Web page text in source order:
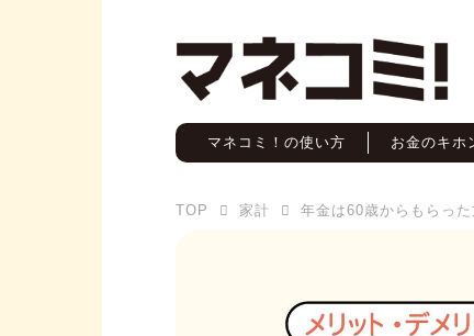
マネコミ！の使い方 お金のキホ
TOP 家計